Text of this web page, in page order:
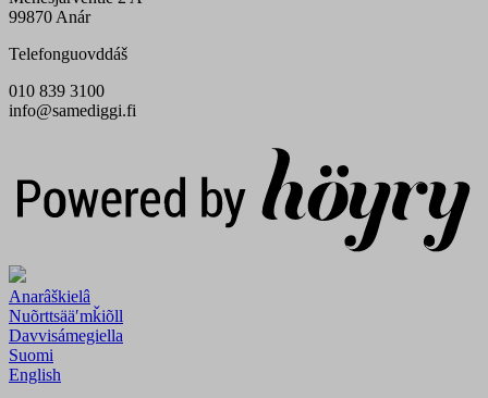
99870 Anár
Telefonguovddáš
010 839 3100
info@samediggi.fi
Anarâškielâ
Nuõrttsääʹmǩiõll
Davvisámegiella
Suomi
English